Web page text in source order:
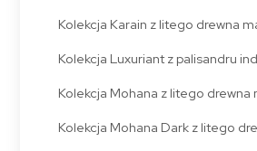
Kolekcja Karain z litego drewna
Kolekcja Luxuriant z palisandru
Kolekcja Mohana z litego drewna
Kolekcja Mohana Dark z litego